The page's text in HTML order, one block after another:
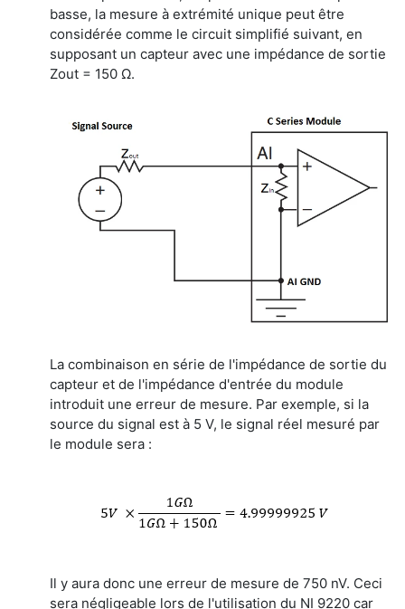
basse, la mesure à extrémité unique peut être
considérée comme le circuit simplifié suivant, en
supposant un capteur avec une impédance de sortie
Zout = 150 Ω.
La combinaison en série de l'impédance de sortie du
capteur et de l'impédance d'entrée du module
introduit une erreur de mesure. Par exemple, si la
source du signal est à 5 V, le signal réel mesuré par
le module sera :
Il y aura donc une erreur de mesure de 750 nV. Ceci
sera négligeable lors de l'utilisation du NI 9220 car